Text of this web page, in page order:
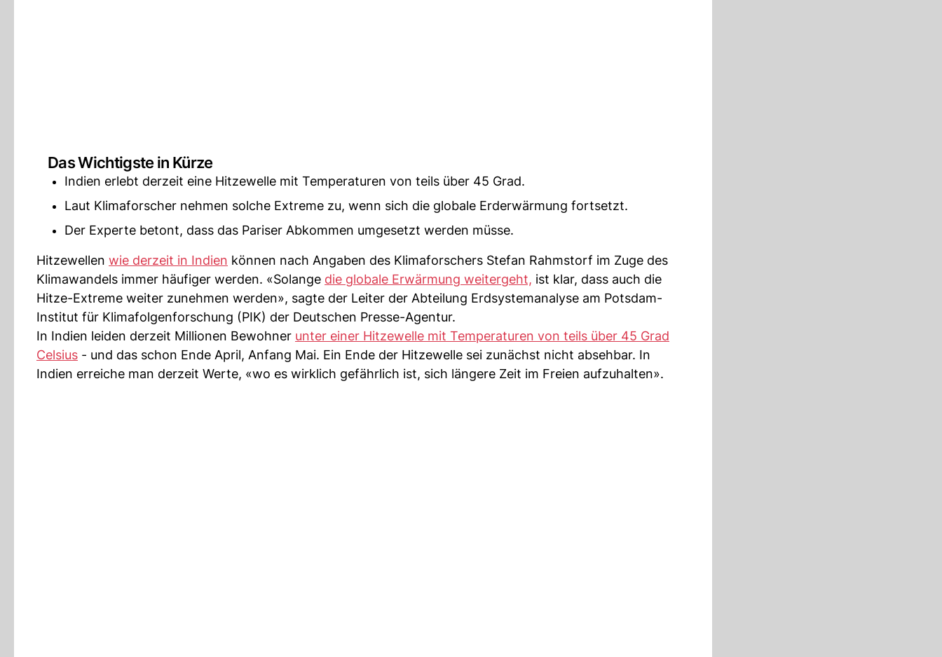
Das Wichtigste in Kürze
Indien erlebt derzeit eine Hitzewelle mit Temperaturen von teils über 45 Grad.
Laut Klimaforscher nehmen solche Extreme zu, wenn sich die globale Erderwärmung fortsetzt.
Der Experte betont, dass das Pariser Abkommen umgesetzt werden müsse.
Hitzewellen wie derzeit in Indien können nach Angaben des Klimaforschers Stefan Rahmstorf im Zuge des
Klimawandels immer häufiger werden. «Solange die globale Erwärmung weitergeht, ist klar, dass auch die
Hitze-Extreme weiter zunehmen werden», sagte der Leiter der Abteilung Erdsystemanalyse am Potsdam-
Institut für Klimafolgenforschung (PIK) der Deutschen Presse-Agentur.
In Indien leiden derzeit Millionen Bewohner unter einer Hitzewelle mit Temperaturen von teils über 45 Grad
Celsius - und das schon Ende April, Anfang Mai. Ein Ende der Hitzewelle sei zunächst nicht absehbar. In
Indien erreiche man derzeit Werte, «wo es wirklich gefährlich ist, sich längere Zeit im Freien aufzuhalten».